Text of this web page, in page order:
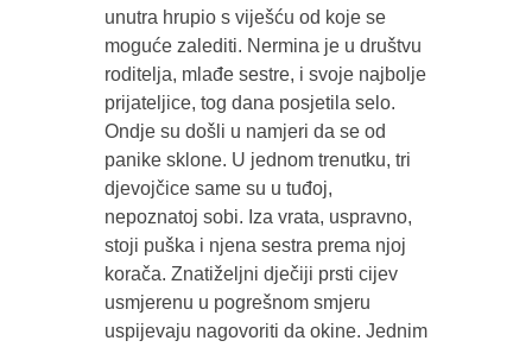
unutra hrupio s viješću od koje se
moguće zalediti. Nermina je u društvu
roditelja, mlađe sestre, i svoje najbolje
prijateljice, tog dana posjetila selo.
Ondje su došli u namjeri da se od
panike sklone. U jednom trenutku, tri
djevojčice same su u tuđoj,
nepoznatoj sobi. Iza vrata, uspravno,
stoji puška i njena sestra prema njoj
korača. Znatiželjni dječiji prsti cijev
usmjerenu u pogrešnom smjeru
uspijevaju nagovoriti da okine. Jednim